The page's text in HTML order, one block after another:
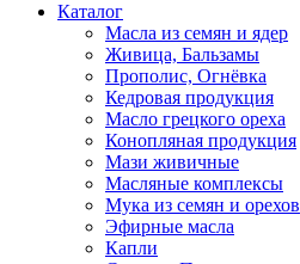
Каталог
Масла из семян и ядер
Живица, Бальзамы
Прополис, Огнёвка
Кедровая продукция
Масло грецкого ореха
Конопляная продукция
Мази живичные
Масляные комплексы
Мука из семян и орехов
Эфирные масла
Капли